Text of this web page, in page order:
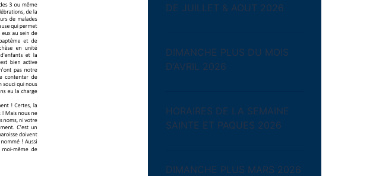
DE JUILLET & AOUT 2026
DIMANCHE PLUS DU MOIS
D’AVRIL 2026
HORAIRES DE LA SEMAINE
SAINTE ET PAQUES 2026
DIMANCHE PLUS MARS 2026